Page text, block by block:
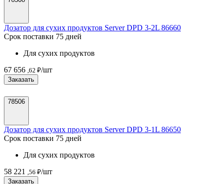
Дозатор для сухих продуктов Server DPD 3-2L 86660
Срок поставки 75 дней
Для сухих продуктов
67 656 ,62 ₽/шт
Заказать
78506
Дозатор для сухих продуктов Server DPD 3-1L 86650
Срок поставки 75 дней
Для сухих продуктов
58 221 ,56 ₽/шт
Заказать